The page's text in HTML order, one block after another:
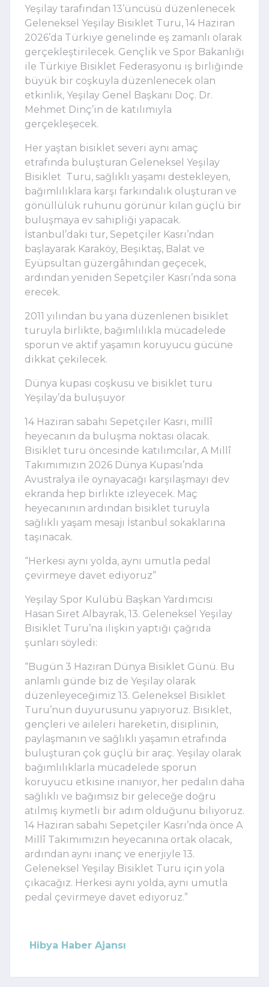
Yeşilay tarafından 13’üncüsü düzenlenecek
Geleneksel Yeşilay Bisiklet Turu, 14 Haziran
2026’da Türkiye genelinde eş zamanlı olarak
gerçekleştirilecek. Gençlik ve Spor Bakanlığı
ile Türkiye Bisiklet Federasyonu iş birliğinde
büyük bir coşkuyla düzenlenecek olan
etkinlik, Yeşilay Genel Başkanı Doç. Dr.
Mehmet Dinç’in de katılımıyla
gerçekleşecek.
Her yaştan bisiklet severi aynı amaç
etrafında buluşturan Geleneksel Yeşilay
Bisiklet Turu, sağlıklı yaşamı destekleyen,
bağımlılıklara karşı farkındalık oluşturan ve
gönüllülük ruhunu görünür kılan güçlü bir
buluşmaya ev sahipliği yapacak.
İstanbul’daki tur, Sepetçiler Kasrı’ndan
başlayarak Karaköy, Beşiktaş, Balat ve
Eyüpsultan güzergâhından geçecek,
ardından yeniden Sepetçiler Kasrı’nda sona
erecek.
2011 yılından bu yana düzenlenen bisiklet
turuyla birlikte, bağımlılıkla mücadelede
sporun ve aktif yaşamın koruyucu gücüne
dikkat çekilecek.
Dünya kupası coşkusu ve bisiklet turu
Yeşilay’da buluşuyor
14 Haziran sabahı Sepetçiler Kasrı, millî
heyecanın da buluşma noktası olacak.
Bisiklet turu öncesinde katılımcılar, A Millî
Takımımızın 2026 Dünya Kupası’nda
Avustralya ile oynayacağı karşılaşmayı dev
ekranda hep birlikte izleyecek. Maç
heyecanının ardından bisiklet turuyla
sağlıklı yaşam mesajı İstanbul sokaklarına
taşınacak.
“Herkesi aynı yolda, aynı umutla pedal
çevirmeye davet ediyoruz”
Yeşilay Spor Kulübü Başkan Yardımcısı
Hasan Siret Albayrak, 13. Geleneksel Yeşilay
Bisiklet Turu’na ilişkin yaptığı çağrıda
şunları söyledi:
“Bugün 3 Haziran Dünya Bisiklet Günü. Bu
anlamlı günde biz de Yeşilay olarak
düzenleyeceğimiz 13. Geleneksel Bisiklet
Turu’nun duyurusunu yapıyoruz. Bisiklet,
gençleri ve aileleri hareketin, disiplinin,
paylaşmanın ve sağlıklı yaşamın etrafında
buluşturan çok güçlü bir araç. Yeşilay olarak
bağımlılıklarla mücadelede sporun
koruyucu etkisine inanıyor, her pedalın daha
sağlıklı ve bağımsız bir geleceğe doğru
atılmış kıymetli bir adım olduğunu biliyoruz.
14 Haziran sabahı Sepetçiler Kasrı’nda önce A
Millî Takımımızın heyecanına ortak olacak,
ardından aynı inanç ve enerjiyle 13.
Geleneksel Yeşilay Bisiklet Turu için yola
çıkacağız. Herkesi aynı yolda, aynı umutla
pedal çevirmeye davet ediyoruz.”
Hibya Haber Ajansı